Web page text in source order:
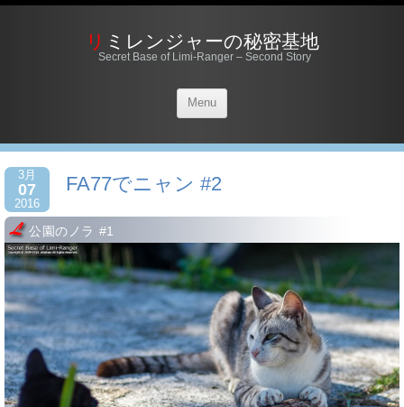
リミレンジャーの秘密基地
Secret Base of Limi-Ranger – Second Story
Menu
3月
07
2016
FA77でニャン #2
公園のノラ #1